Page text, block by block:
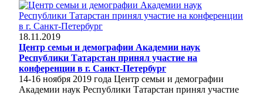
18.11.2019
Центр семьи и демографии Академии наук
Республики Татарстан принял участие на
конференции в г. Санкт-Петербург
14-16 ноября 2019 года Центр семьи и демографии
Академии наук Республики Татарстан принял участие